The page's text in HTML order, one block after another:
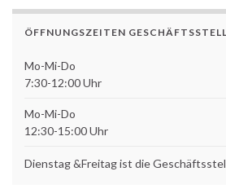
ÖFFNUNGSZEITEN
Mo-Mi-Do
7:30-12:00 Uhr
Mo-Mi-Do
12:30-15:00 Uhr
Dienstag &Freitag ist die